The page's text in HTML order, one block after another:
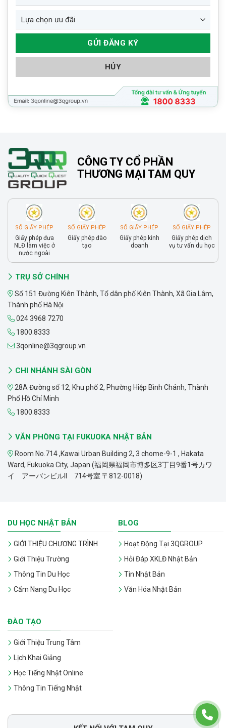
HỦY
CÔNG TY CỔ PHẦN
THƯƠNG MẠI TAM QUY
SỐ GIẤY PHÉP
Giấy phép đưa
NLĐ làm việc ở
nước ngoài
SỐ GIẤY PHÉP
Giấy phép đào
tạo
SỐ GIẤY PHÉP
Giấy phép kinh
doanh
SỐ GIẤY PHÉP
Giấy phép dịch
vụ tư vấn du học
TRỤ SỞ CHÍNH
Số 151 Đường Kiên Thành, Tổ dân phố Kiên Thành, Xã Gia Lâm,
Thành phố Hà Nội
024 3968 7270
1800.8333
3qonline@3qgroup.vn
CHI NHÁNH SÀI GÒN
28A Đường số 12, Khu phố 2, Phường Hiệp Bình Chánh, Thành
Phố Hồ Chí Minh
1800.8333
VĂN PHÒNG TẠI FUKUOKA NHẬT BẢN
Room No.714 ,Kawai Urban Building 2, 3 chome-9-1 , Hakata
Ward, Fukuoka City, Japan (福岡県福岡市博多区3丁目9番1号カワ
イ アーバンビルII 714号室 〒812-0018)
DU HỌC NHẬT BẢN
GIỚI THIỆU CHƯƠNG TRÌNH
Giới Thiệu Trường
Thông Tin Du Học
Cẩm Nang Du Học
BLOG
Hoạt Động Tại 3QGROUP
Hỏi Đáp XKLĐ Nhật Bản
Tin Nhật Bản
Văn Hóa Nhật Bản
ĐÀO TẠO
Giới Thiệu Trung Tâm
Lịch Khai Giảng
Học Tiếng Nhật Online
Thông Tin Tiếng Nhật